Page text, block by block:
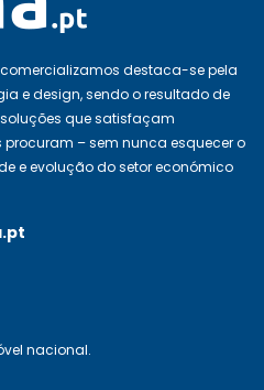
destaca-se pela
e design, sendo o resultado de
que satisfaçam
– sem nunca esquecer o
e evolução do setor económico
nacional.